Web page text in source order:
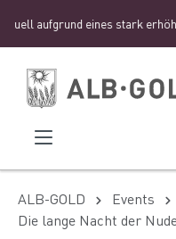
aufgrund eines stark
ALB-GOLD
Events
Die lange Nacht der